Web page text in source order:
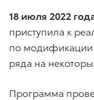
18 июля 2022
приступила к
по модификации
ряда на
Программа